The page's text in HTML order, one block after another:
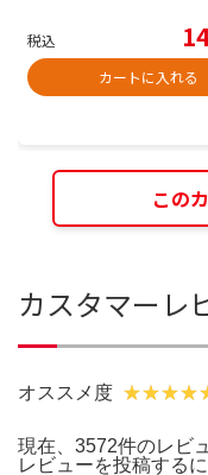
税込
カートに入れる
この
カスタマーレ
オススメ度
現在、3572件のレビ
レビューを投稿する